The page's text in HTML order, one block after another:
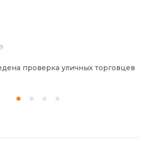
проверка уличных торговцев